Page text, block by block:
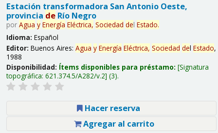
Estación transformadora San Antonio Oeste,
provincia deRío Negro
por Agua y Energía Eléctrica, Sociedad del Estado.
Idioma: Español
Editor: Buenos Aires: Agua y Energía Eléctrica, Sociedad del Estado,
1988
Disponibilidad: Ítems disponibles para préstamo: Signatura
topográfica: 621.374.5/A282/v.2 (3).
Hacer reserva
Agregar al carrito